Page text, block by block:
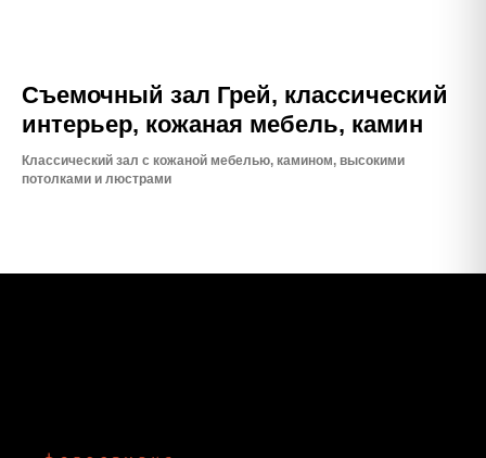
Съемочный зал Грей, классический
интерьер, кожаная мебель, камин
Классический зал с кожаной мебелью, камином, высокими
потолками и люстрами